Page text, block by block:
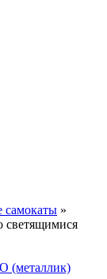
самокаты »
светящимися